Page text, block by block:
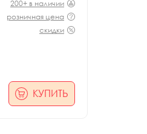
200+ в наличии
розничная цена
скидки
КУПИТЬ